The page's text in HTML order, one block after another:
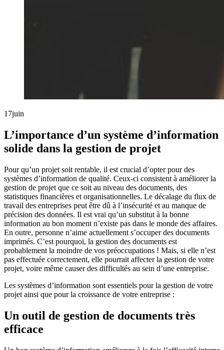
17juin
L’importance d’un système d’information
solide dans la gestion de projet
Pour qu’un projet soit rentable, il est crucial d’opter pour des
systèmes d’information de qualité. Ceux-ci consistent à améliorer la
gestion de projet que ce soit au niveau des documents, des
statistiques financières et organisationnelles. Le décalage du flux de
travail des entreprises peut être dû à l’insécurité et au manque de
précision des données. Il est vrai qu’un substitut à la bonne
information au bon moment n’existe pas dans le monde des affaires.
En outre, personne n’aime actuellement s’occuper des documents
imprimés. C’est pourquoi, la gestion des documents est
probablement la moindre de vos préoccupations ! Mais, si elle n’est
pas effectuée correctement, elle pourrait affecter la gestion de votre
projet, voire même causer des difficultés au sein d’une entreprise.
Les systèmes d’information sont essentiels pour la gestion de votre
projet ainsi que pour la croissance de votre entreprise :
Un outil de gestion de documents très
efficace